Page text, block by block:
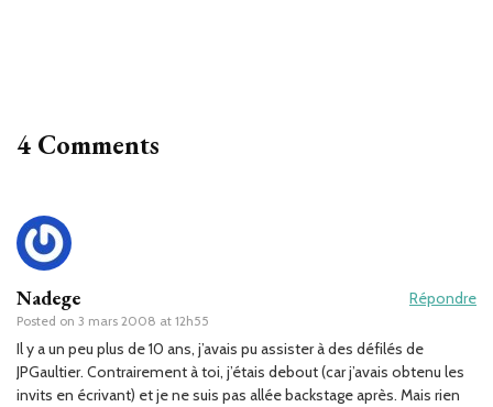
4 Comments
Nadege
Posted on 3 mars 2008 at 12h55
Répondre
Il y a un peu plus de 10 ans, j’avais pu assister à des défilés de
JPGaultier. Contrairement à toi, j’étais debout (car j’avais obtenu les
invits en écrivant) et je ne suis pas allée backstage après. Mais rien